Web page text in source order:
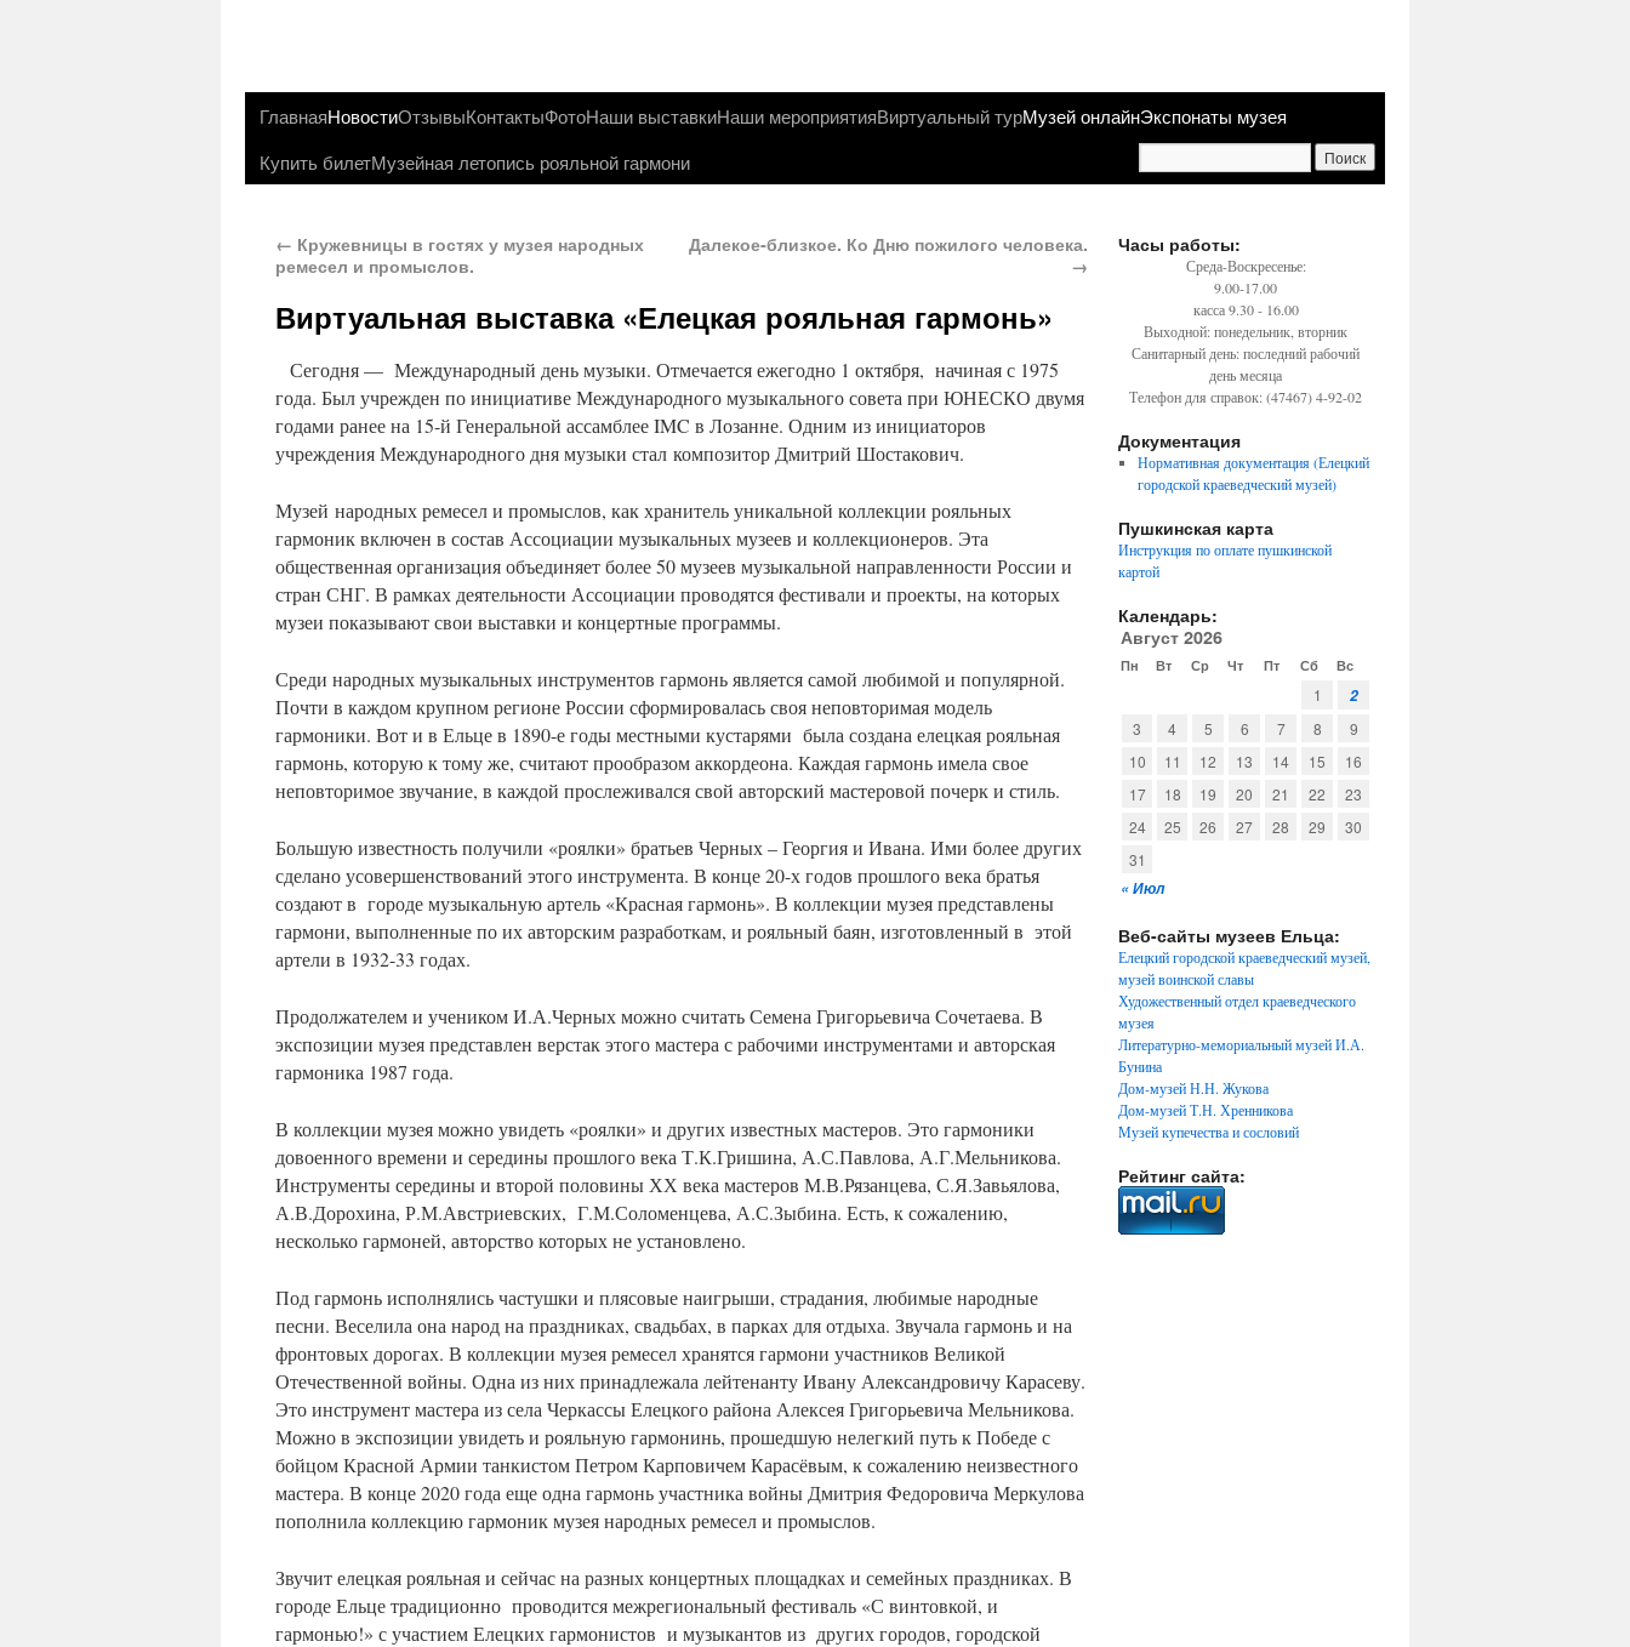
ГлавнаяНовостиОтзывыКонтактыФотоНаши выставкиНаши мероприятияВиртуальный турМузей онлайнЭкспонаты музея
Купить билетМузейная летопись рояльной гармони
← Кружевницы в гостях у музея народных
ремесел и промыслов.
Далекое-близкое. Ко Дню пожилого человека.
→
Виртуальная выставка «Елецкая рояльная гармонь»
Сегодня — Международный день музыки. Отмечается ежегодно 1 октября, начиная с 1975
года. Был учрежден по инициативе Международного музыкального совета при ЮНЕСКО двумя
годами ранее на 15-й Генеральной ассамблее IMC в Лозанне. Одним из инициаторов
учреждения Международного дня музыки стал композитор Дмитрий Шостакович.
Музей народных ремесел и промыслов, как хранитель уникальной коллекции рояльных
гармоник включен в состав Ассоциации музыкальных музеев и коллекционеров. Эта
общественная организация объединяет более 50 музеев музыкальной направленности России и
стран СНГ. В рамках деятельности Ассоциации проводятся фестивали и проекты, на которых
музеи показывают свои выставки и концертные программы.
Среди народных музыкальных инструментов гармонь является самой любимой и популярной.
Почти в каждом крупном регионе России сформировалась своя неповторимая модель
гармоники. Вот и в Ельце в 1890-е годы местными кустарями была создана елецкая рояльная
гармонь, которую к тому же, считают прообразом аккордеона. Каждая гармонь имела свое
неповторимое звучание, в каждой прослеживался свой авторский мастеровой почерк и стиль.
Большую известность получили «роялки» братьев Черных – Георгия и Ивана. Ими более других
сделано усовершенствований этого инструмента. В конце 20-х годов прошлого века братья
создают в городе музыкальную артель «Красная гармонь». В коллекции музея представлены
гармони, выполненные по их авторским разработкам, и рояльный баян, изготовленный в этой
артели в 1932-33 годах.
Продолжателем и учеником И.А.Черных можно считать Семена Григорьевича Сочетаева. В
экспозиции музея представлен верстак этого мастера с рабочими инструментами и авторская
гармоника 1987 года.
В коллекции музея можно увидеть «роялки» и других известных мастеров. Это гармоники
довоенного времени и середины прошлого века Т.К.Гришина, А.С.Павлова, А.Г.Мельникова.
Инструменты середины и второй половины ХХ века мастеров М.В.Рязанцева, С.Я.Завьялова,
А.В.Дорохина, Р.М.Австриевских, Г.М.Соломенцева, А.С.Зыбина. Есть, к сожалению,
несколько гармоней, авторство которых не установлено.
Под гармонь исполнялись частушки и плясовые наигрыши, страдания, любимые народные
песни. Веселила она народ на праздниках, свадьбах, в парках для отдыха. Звучала гармонь и на
фронтовых дорогах. В коллекции музея ремесел хранятся гармони участников Великой
Отечественной войны. Одна из них принадлежала лейтенанту Ивану Александровичу Карасеву.
Это инструмент мастера из села Черкассы Елецкого района Алексея Григорьевича Мельникова.
Можно в экспозиции увидеть и рояльную гармонинь, прошедшую нелегкий путь к Победе с
бойцом Красной Армии танкистом Петром Карповичем Карасёвым, к сожалению неизвестного
мастера. В конце 2020 года еще одна гармонь участника войны Дмитрия Федоровича Меркулова
пополнила коллекцию гармоник музея народных ремесел и промыслов.
Звучит елецкая рояльная и сейчас на разных концертных площадках и семейных праздниках. В
городе Ельце традиционно проводится межрегиональный фестиваль «С винтовкой, и
гармонью!» с участием Елецких гармонистов и музыкантов из других городов, городской
Часы работы:
Среда-Воскресенье:
9.00-17.00
касса 9.30 - 16.00
Выходной: понедельник, вторник
Санитарный день: последний рабочий
день месяца
Телефон для справок: (47467) 4-92-02
Документация
Нормативная документация (Елецкий
городской краеведческий музей)
Пушкинская карта
Инструкция по оплате пушкинской
картой
Календарь:
Август 2026
Пн Вт Ср Чт Пт Сб Вс
« Июл
1
2
3
4 5 6 7 8
9
10
11 12 13 14 15
16
17
18 19 20 21 22
23
24
25 26 27 28 29
30
31
Веб-сайты музеев Ельца:
Елецкий городской краеведческий музей,
музей воинской славы
Художественный отдел краеведческого
музея
Литературно-мемориальный музей И.А.
Бунина
Дом-музей Н.Н. Жукова
Дом-музей Т.Н. Хренникова
Музей купечества и сословий
Рейтинг сайта: